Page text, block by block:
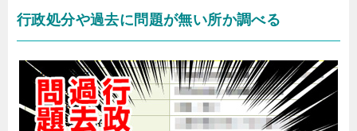
行政処分や過去に問題が無い所か調べる